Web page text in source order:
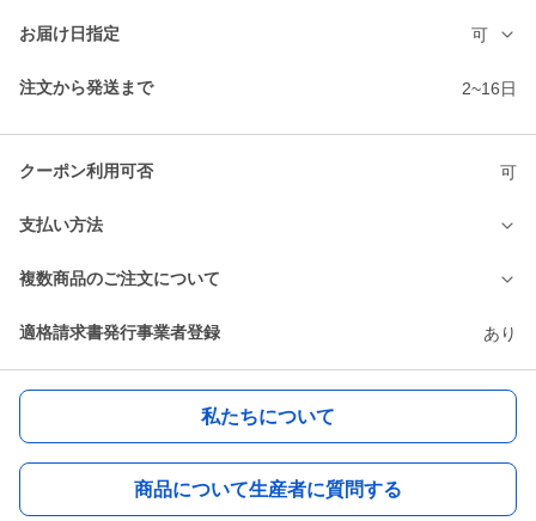
お届け日指定 可
注文から発送まで 2~16日
クーポン利用可否 可
支払い方法
複数商品のご注文について
適格請求書発行事業者登録 あり
私たちについて
商品について生産者に質問する